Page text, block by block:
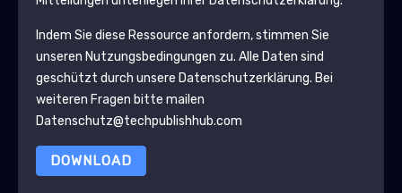
Indem Sie diese Ressource anfordern, stimmen Sie
unseren Nutzungsbedingungen zu. Alle Daten sind
geschützt durch unsere Datenschutzerklärung. Bei
weiteren Fragen bitte mailen
Datenschutz@techpublishhub.com
DOWNLOAD